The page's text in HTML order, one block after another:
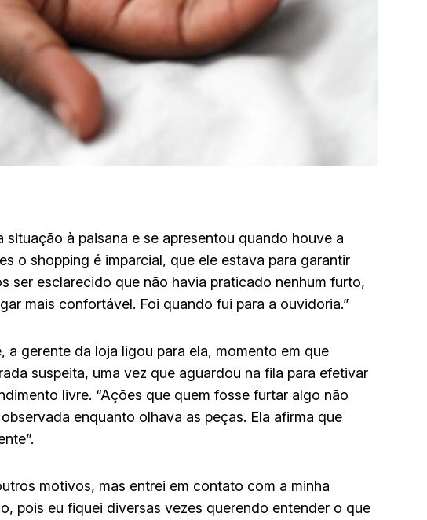
à paisana e se apresentou quando houve a
o shopping é imparcial, que ele estava para garantir
ser esclarecido que não havia praticado nenhum furto,
mais confortável. Foi quando fui para a ouvidoria.”
a gerente da loja ligou para ela, momento em que
suspeita, uma vez que aguardou na fila para efetivar
livre. “Ações que quem fosse furtar algo não
enquanto olhava as peças. Ela afirma que
motivos, mas entrei em contato com a minha
pois eu fiquei diversas vezes querendo entender o que